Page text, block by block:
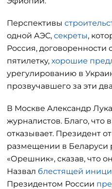
Перспективы
одной АЭС, секреты,
Россия, договоренности
пятилетку, хорошие
урегулированию в
прозвучавшего за эти
В Москве Александр
журналистов. Благо, что
отказывает. Президент
размещении в Беларуси
«Орешник», сказав, что он
Назвал блестящей
Президентом России